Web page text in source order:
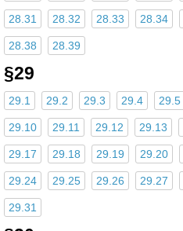
28.31 28.32 28.33 28.34
28.38 28.39
§29
29.1 29.2 29.3 29.4 29.5
29.10 29.11 29.12 29.13
29.17 29.18 29.19 29.20
29.24 29.25 29.26 29.27
29.31